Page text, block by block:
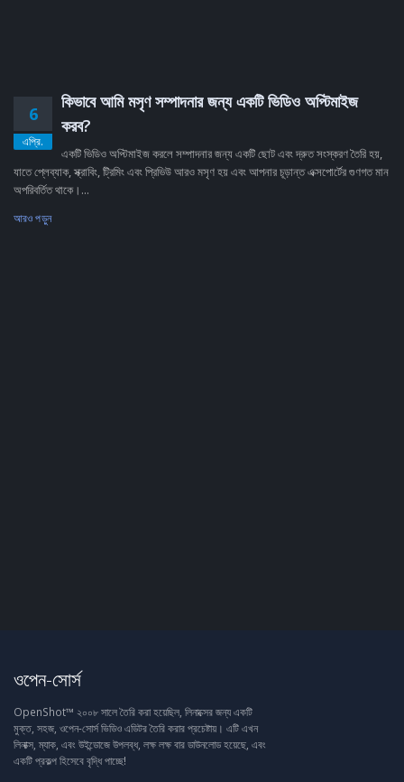
6
এপ্রি.
কিভাবে আমি মসৃণ সম্পাদনার জন্য একটি ভিডিও অপ্টিমাইজ
করব?
একটি ভিডিও অপ্টিমাইজ করলে সম্পাদনার জন্য একটি ছোট এবং দ্রুত সংস্করণ তৈরি হয়,
যাতে প্লেব্যাক, স্ক্রাবিং, ট্রিমিং এবং প্রিভিউ আরও মসৃণ হয় এবং আপনার চূড়ান্ত এক্সপোর্টের গুণগত মান
অপরিবর্তিত থাকে।...
আরও পড়ুন
ওপেন-সোর্স
OpenShot™ ২০০৮ সালে তৈরি করা হয়েছিল, লিনাক্সের জন্য একটি
মুক্ত, সহজ, ওপেন-সোর্স ভিডিও এডিটর তৈরি করার প্রচেষ্টায়। এটি এখন
লিনাক্স, ম্যাক, এবং উইন্ডোজে উপলব্ধ, লক্ষ লক্ষ বার ডাউনলোড হয়েছে, এবং
একটি প্রকল্প হিসেবে বৃদ্ধি পাচ্ছে!